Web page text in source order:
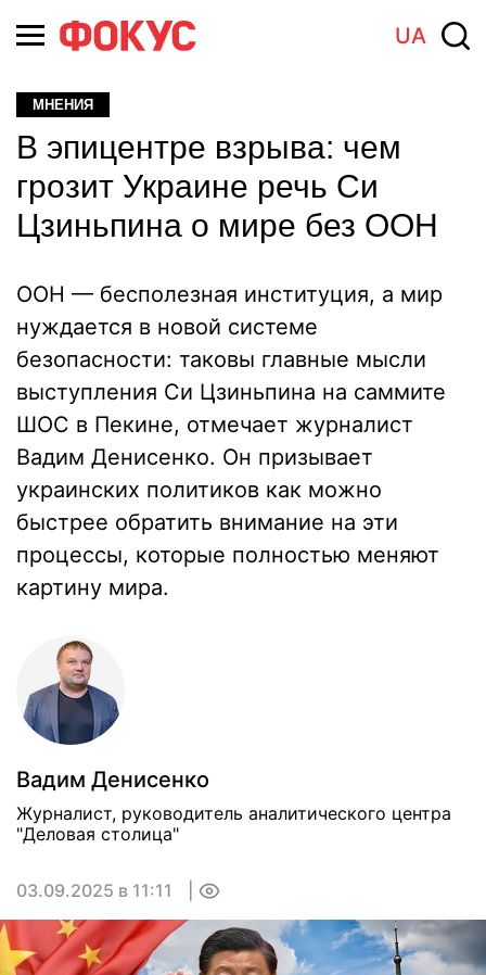
UA
МНЕНИЯ
В эпицентре взрыва: чем
грозит Украине речь Си
Цзиньпина о мире без ООН
ООН — бесполезная институция, а мир
нуждается в новой системе
безопасности: таковы главные мысли
выступления Си Цзиньпина на саммите
ШОС в Пекине, отмечает журналист
Вадим Денисенко. Он призывает
украинских политиков как можно
быстрее обратить внимание на эти
процессы, которые полностью меняют
картину мира.
Вадим Денисенко
Журналист, руководитель аналитического центра
"Деловая столица"
03.09.2025 в 11:11